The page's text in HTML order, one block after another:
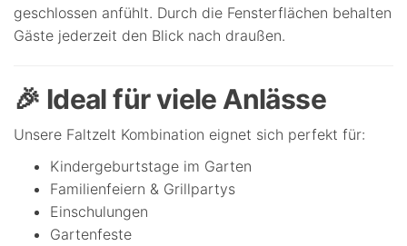
geschlossen anfühlt. Durch die Fensterflächen behalten
Gäste jederzeit den Blick nach draußen.
🎉 Ideal für viele Anlässe
Unsere Faltzelt Kombination eignet sich perfekt für:
Kindergeburtstage im Garten
Familienfeiern & Grillpartys
Einschulungen
Gartenfeste